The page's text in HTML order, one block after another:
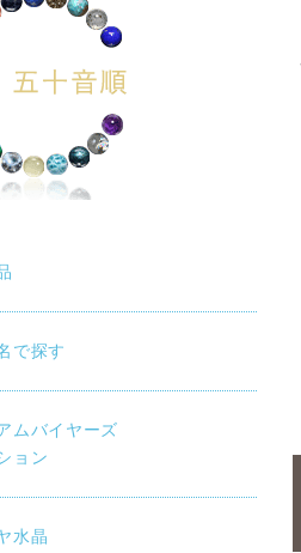
で探す
ムバイヤーズ
ョン
水晶